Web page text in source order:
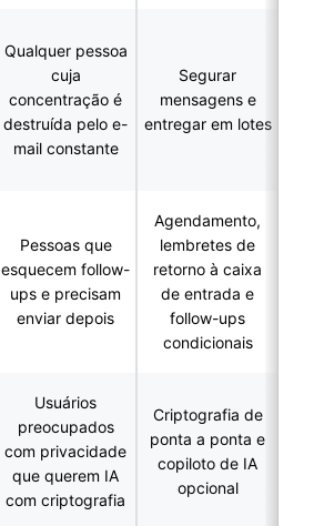
Qualquer pessoa
cuja
concentração é
destruída pelo e-
mail constante
Segurar
mensagens e
entregar em lotes
Pessoas que
esquecem follow-
ups e precisam
enviar depois
Agendamento,
lembretes de
retorno à caixa
de entrada e
follow-ups
condicionais
Usuários
preocupados
com privacidade
que querem IA
com criptografia
Criptografia de
ponta a ponta e
copiloto de IA
opcional